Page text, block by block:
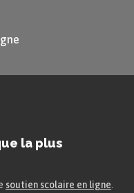
la plus
soutien scolaire en ligne